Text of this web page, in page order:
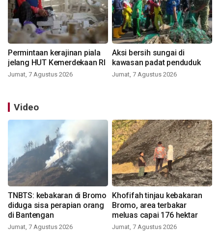
Permintaan kerajinan piala
jelang HUT Kemerdekaan RI
Jumat, 7 Agustus 2026
Aksi bersih sungai di
kawasan padat penduduk
Jumat, 7 Agustus 2026
Video
TNBTS: kebakaran di Bromo
diduga sisa perapian orang
di Bantengan
Jumat, 7 Agustus 2026
Khofifah tinjau kebakaran
Bromo, area terbakar
meluas capai 176 hektar
Jumat, 7 Agustus 2026